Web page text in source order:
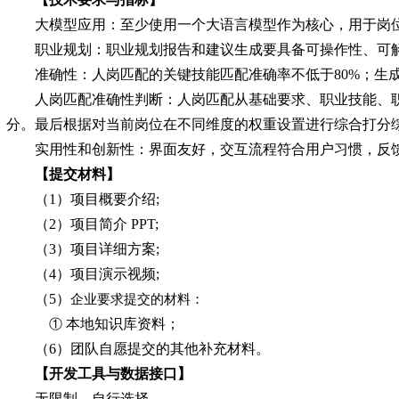
大模型应用：至少使用一个大语言模型作为核心，用于
职业规划：职业规划报告和建议生成要具备可操作性、可
准确性：人岗匹配的关键技能匹配准确率不低于80% ；生
人岗匹配准确性判断：人岗匹配从基础要求、职业技能、
分。最后根据对当前岗位在不同维度的权重设置进行综合打分
实用性和创新性：界面友好，交互流程符合用户习惯，反
【提交材料】
（1）项目概要介绍;
（2）项目简介 PPT;
（3）项目详细方案;
（4）项目演示视频;
（5） 企业要求提交的材料：
①本地知识库资料；
（6）团队自愿提交的其他补充材料。
【开发工具与数据接口】